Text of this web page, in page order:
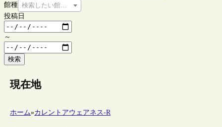
館種 検索したい館種を選択してください
投稿日
～
検索
現在地
ホーム»カレントアウェアネス-R